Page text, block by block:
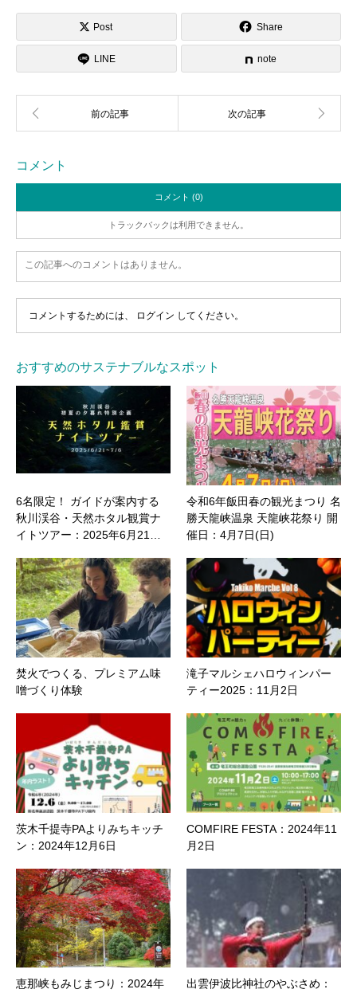
Post Share
LINE note
コメント
コメント (0)
トラックバックは利用できません。
この記事へのコメントはありません。
コメントするためには、 ログイン してください。
おすすめのサステナブルなスポット
6名限定！ ガイドが案内する
秋川渓谷・天然ホタル観賞ナ
イトツアー：2025年6月21…
令和6年飯田春の観光まつり 名
勝天龍峡温泉 天龍峡花祭り 開
催日：4月7日(日)
焚火でつくる、プレミアム味
噌づくり体験
滝子マルシェハロウィンパー
ティー2025：11月2日
茨木千提寺PAよりみちキッチ
ン：2024年12月6日
COMFIRE FESTA：2024年11
月2日
恵那峡もみじまつり：2024年
出雲伊波比神社のやぶさめ：